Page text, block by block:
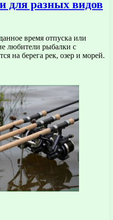
для разных видов
время отпуска или
любители рыбалки с
на берега рек, озер и морей.